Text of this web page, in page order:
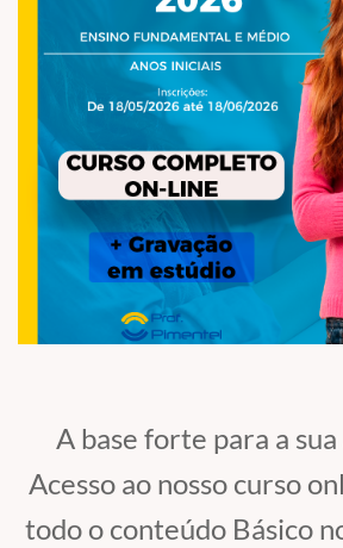
A base forte para a
Acesso ao nosso curso
todo o conteúdo Básico